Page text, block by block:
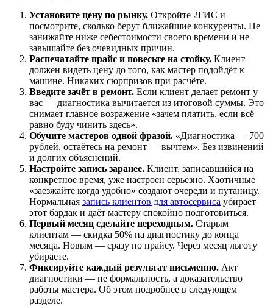
Установите цену по рынку. Откройте 2ГИС и
посмотрите, сколько берут ближайшие конкуренты. Не
занижайте ниже себестоимости своего времени и не
завышайте без очевидных причин.
Распечатайте прайс и повесьте на стойку. Клиент
должен видеть цену до того, как мастер подойдёт к
машине. Никаких сюрпризов при расчёте.
Введите зачёт в ремонт. Если клиент делает ремонт у
вас — диагностика вычитается из итоговой суммы. Это
снимает главное возражение «зачем платить, если всё
равно буду чинить здесь».
Обучите мастеров одной фразой. «Диагностика — 700
рублей, остаётесь на ремонт — вычтем». Без извинений
и долгих объяснений.
Настройте запись заранее. Клиент, записавшийся на
конкретное время, уже настроен серьёзно. Хаотичные
«заезжайте когда удобно» создают очереди и путаницу.
Нормальная запись клиентов для автосервиса убирает
этот бардак и даёт мастеру спокойно подготовиться.
Первый месяц сделайте переходным. Старым
клиентам — скидка 50% на диагностику до конца
месяца. Новым — сразу по прайсу. Через месяц льготу
убираете.
Фиксируйте каждый результат письменно. Акт
диагностики — не формальность, а доказательство
работы мастера. Об этом подробнее в следующем
разделе.